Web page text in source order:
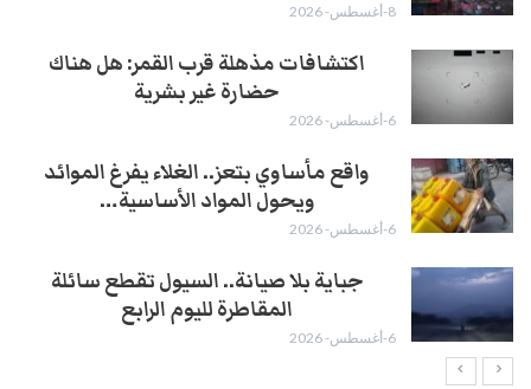
8-أغسطس- 2026
اكتشافات مذهلة قرب القمر: هل هناك
حضارة غير بشرية
6-أغسطس- 2026
واقع مأساوي بتعز.. الغلاء يفرغ الموائد
ويحول المواد الأساسية…
6-أغسطس- 2026
جباية بلا صيانة.. السيول تقطع سائلة
المقاطرة لليوم الرابع
6-أغسطس- 2026